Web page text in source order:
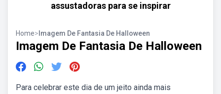
assustadoras para se inspirar
Home> Imagem De Fantasia De Halloween
Imagem De Fantasia De Halloween
Para celebrar este dia de um jeito ainda mais